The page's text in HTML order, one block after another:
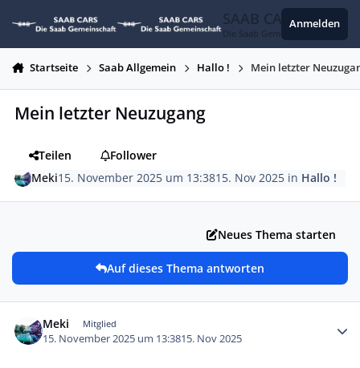
SAAB CARS
Die Saab Gemeinschaft
Anmelden
Startseite Saab Allgemein Hallo ! Mein letzter
Mein letzter Neuzugang
Teilen
Follower
Meki15. November 2025 um 13:3815. Nov 2025 in Hallo !
Neues Thema starten
Auf dieses Thema antworten
Meki Mitglied
15. November 2025 um 13:3815. Nov 2025